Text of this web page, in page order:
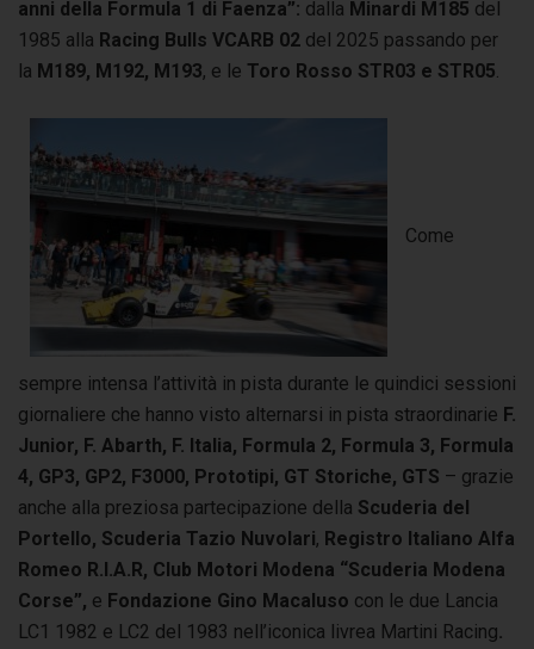
anni della Formula 1 di Faenza”: dalla Minardi M185 del
1985 alla Racing Bulls VCARB 02 del 2025 passando per
la M189, M192, M193, e le Toro Rosso STR03 e STR05
Come
sempre intensa l’attività in pista durante le quindici sessioni
giornaliere che hanno visto alternarsi in pista straordinarie F.
Junior, F. Abarth, F. Italia, Formula 2, Formula 3, Formula
4, GP3, GP2, F3000, Prototipi, GT Storiche, GTS – grazie
anche alla preziosa partecipazione della Scuderia del
Portello, Scuderia Tazio Nuvolari, Registro Italiano Alfa
Romeo R.I.A.R, Club Motori Modena “Scuderia Modena
Corse”, e Fondazione Gino Macaluso con le due Lancia
LC1 1982 e LC2 del 1983 nell’iconica livrea Martini Racing.